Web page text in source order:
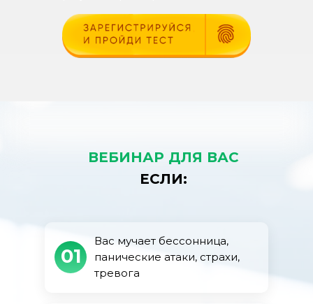
ВЕБИНАР ДЛЯ ВАС
ЕСЛИ:
Вас мучает бессонница,
панические атаки, страхи,
тревога
01